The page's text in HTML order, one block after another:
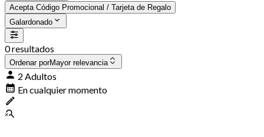
Acepta Código Promocional / Tarjeta de Regalo
Galardonado
0 resultados
Ordenar porMayor relevancia
2 Adultos
En cualquier momento